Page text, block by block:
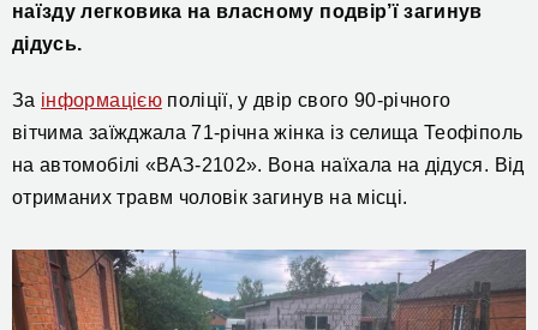
наїзду легковика на власному подвір’їзагинув
дідусь.
За інформацієюполіції, у двір свого 90-річного
вітчима заїжджала71-річнажінка із селища Теофіполь
наавтомобілі «ВАЗ-2102». Вона наїхала на дідуся. Від
отриманих травм чоловік загинув на місці.